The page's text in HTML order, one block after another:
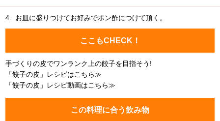
4. お皿に盛りつけてお好みでポン酢につけて頂く。
ここもCHECK！
手づくりの皮でワンランク上の餃子を目指そう!
「餃子の皮」レシピはこちら≫
「餃子の皮」レシピ動画はこちら≫
この料理に合う飲み物